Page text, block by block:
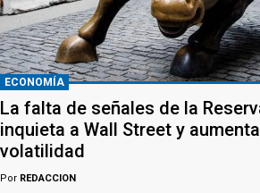
ECONOMÍA
La falta de señales de la
inquieta a Wall Street y
volatilidad
Por REDACCION